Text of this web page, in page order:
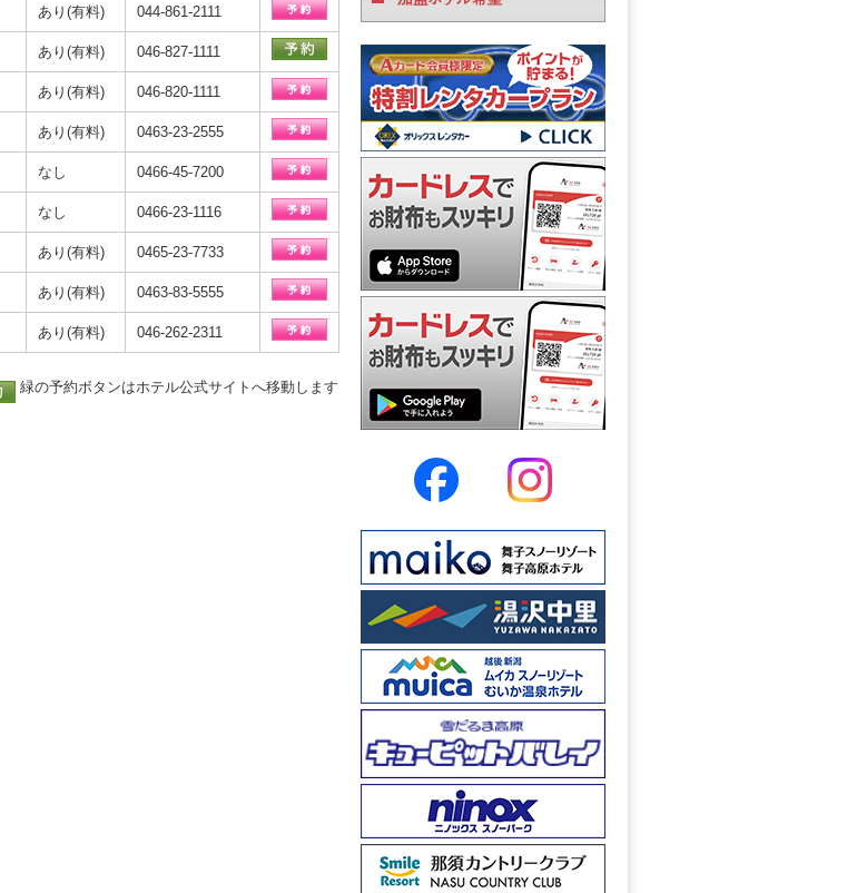
あり(有料) 044-861-2111
あり(有料) 046-827-1111
あり(有料) 046-820-1111
あり(有料) 0463-23-2555
なし 0466-45-7200
なし 0466-23-1116
あり(有料) 0465-23-7733
あり(有料) 0463-83-5555
あり(有料) 046-262-2311
緑の予約ボタンはホテル公式サイトへ移動します